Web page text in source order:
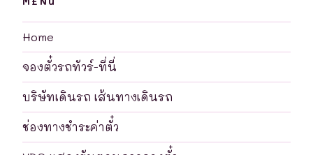
Home
จองตั๋วรถทัวร์-ที่นี่
บริษัทเดินรถ เส้นทางเดินรถ
ช่องทางชำระค่าตั๋ว